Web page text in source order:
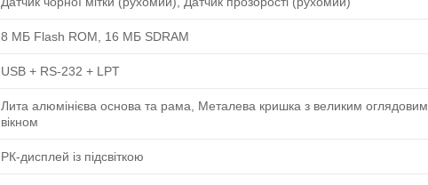
8 МБ Flash ROM, 16 МБ SDRAM
USB + RS-232 + LPT
Лита алюмінієва основа та рама, Металева кришка з великим оглядовим
вікном
РК-дисплей із підсвіткою